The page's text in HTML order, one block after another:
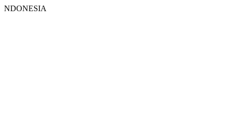
NDONESIA